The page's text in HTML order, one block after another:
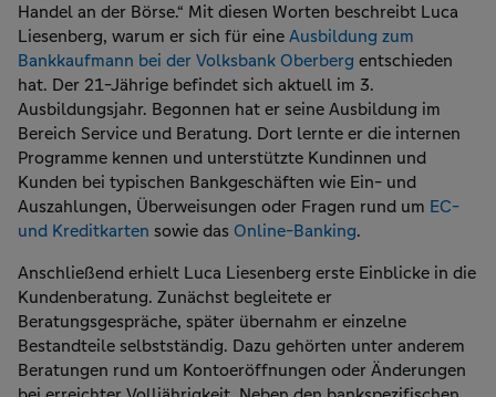
Handel an der Börse.“ Mit diesen Worten beschreibt Luca
Liesenberg, warum er sich für eine Ausbildung zum
Bankkaufmann bei der Volksbank Oberberg entschieden
hat. Der 21-Jährige befindet sich aktuell im 3.
Ausbildungsjahr. Begonnen hat er seine Ausbildung im
Bereich Service und Beratung. Dort lernte er die internen
Programme kennen und unterstützte Kundinnen und
Kunden bei typischen Bankgeschäften wie Ein- und
Auszahlungen, Überweisungen oder Fragen rund um EC-
und Kreditkarten sowie das Online-Banking.
Anschließend erhielt Luca Liesenberg erste Einblicke in die
Kundenberatung. Zunächst begleitete er
Beratungsgespräche, später übernahm er einzelne
Bestandteile selbstständig. Dazu gehörten unter anderem
Beratungen rund um Kontoeröffnungen oder Änderungen